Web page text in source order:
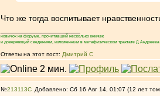
Что же тогда воспитывает
новичок на форуме, прочитавший несколько книжек
и доверяющий сведениям, изложенным в метафизическом трактате
Ответы на этот пост: Дмитрий С
№213113 Добавлено: Сб 16 Авг 14, 01:07 (12 лет